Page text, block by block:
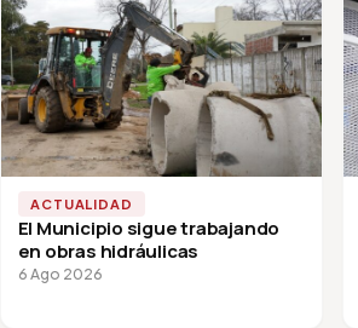
ACTUALIDAD
El Municipio sigue trabajando
en obras hidráulicas
6 Ago 2026